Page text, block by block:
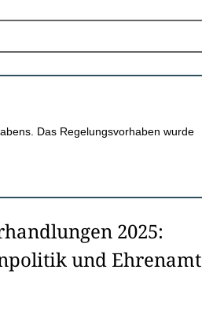
Das Regelungsvorhaben wurde
2025:
und Ehrenamt